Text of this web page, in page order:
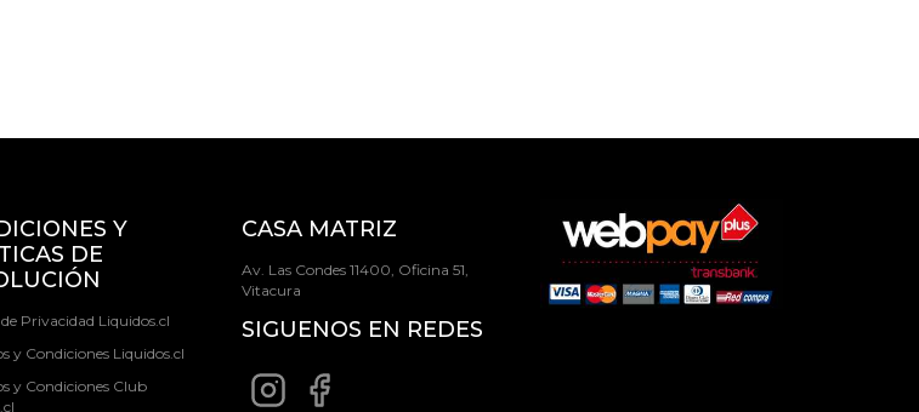
Y
DE
Privacidad Liquidos.cl
y Condiciones Liquidos.cl
y Condiciones Club
CASA MATRIZ
Av. Las Condes 11400, Oficina 51,
Vitacura
SIGUENOS EN REDES